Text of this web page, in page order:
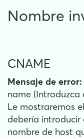
Nombre
CNAME
Mensaje de error:
name (Introduzca
Le mostraremos
debería introducir
nombre de host